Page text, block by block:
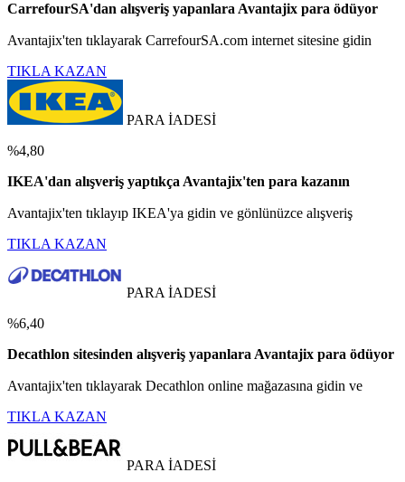
CarrefourSA'dan alışveriş yapanlara Avantajix para ödüyor
Avantajix'ten tıklayarak CarrefourSA.com internet sitesine gidin
TIKLA KAZAN
PARA İADESİ
%4,80
IKEA'dan alışveriş yaptıkça Avantajix'ten para kazanın
Avantajix'ten tıklayıp IKEA'ya gidin ve gönlünüzce alışveriş
TIKLA KAZAN
PARA İADESİ
%6,40
Decathlon sitesinden alışveriş yapanlara Avantajix para ödüyor
Avantajix'ten tıklayarak Decathlon online mağazasına gidin ve
TIKLA KAZAN
PARA İADESİ